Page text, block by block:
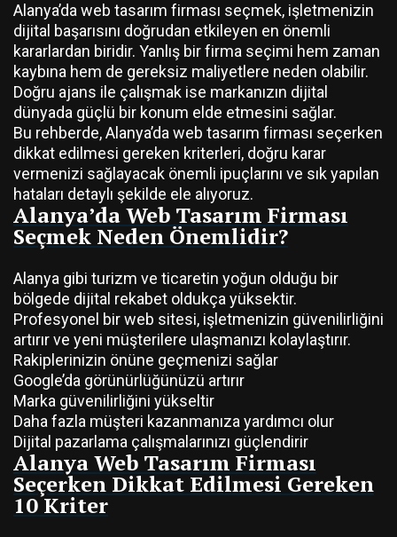
Alanya’da web tasarım firması seçmek, işletmenizin
dijital başarısını doğrudan etkileyen en önemli
kararlardan biridir. Yanlış bir firma seçimi hem zaman
kaybına hem de gereksiz maliyetlere neden olabilir.
Doğru ajans ile çalışmak ise markanızın dijital
dünyada güçlü bir konum elde etmesini sağlar.
Bu rehberde, Alanya’da web tasarım firması seçerken
dikkat edilmesi gereken kriterleri, doğru karar
vermenizi sağlayacak önemli ipuçlarını ve sık yapılan
hataları detaylı şekilde ele alıyoruz.
Alanya’da Web Tasarım Firması
Seçmek Neden Önemlidir?
Alanya gibi turizm ve ticaretin yoğun olduğu bir
bölgede dijital rekabet oldukça yüksektir.
Profesyonel bir web sitesi, işletmenizin güvenilirliğini
artırır ve yeni müşterilere ulaşmanızı kolaylaştırır.
Rakiplerinizin önüne geçmenizi sağlar
Google’da görünürlüğünüzü artırır
Marka güvenilirliğini yükseltir
Daha fazla müşteri kazanmanıza yardımcı olur
Dijital pazarlama çalışmalarınızı güçlendirir
Alanya Web Tasarım Firması
Seçerken Dikkat Edilmesi Gereken
10 Kriter